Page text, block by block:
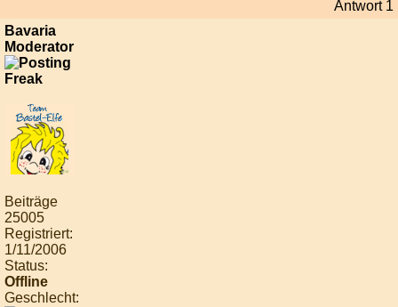
Antwort 1
Bavaria
Moderator
Beiträge
25005
Registriert:
1/11/2006
Status:
Offline
Geschlecht: